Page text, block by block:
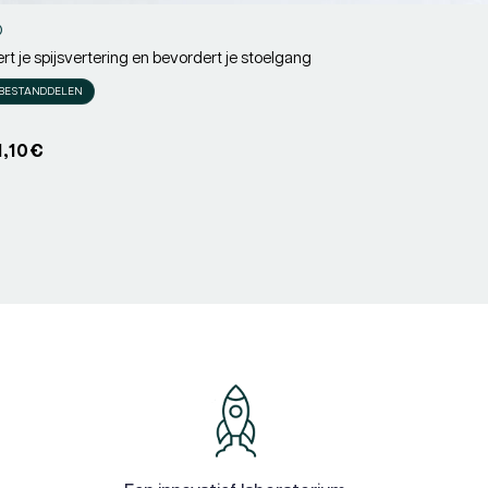
je spijsvertering en bevordert je stoelgang